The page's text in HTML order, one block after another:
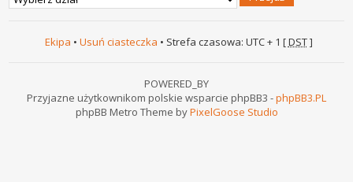
Ekipa • Usuń ciasteczka • Strefa czasowa: UTC + 1 [DST]
POWERED_BY
Przyjazne użytkownikom polskie wsparcie phpBB3 -phpBB3.PL
phpBB Metro Theme byPixelGoose Studio